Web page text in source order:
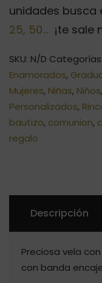
unidades busca
25, 50… ¡te sale
SKU: N/D Categorías:
Enamorados,
Mujeres, Niñas, Niños,
Personalizados,
bautizo, comunion,
regalo
Descripción
Preciosa vela
con banda